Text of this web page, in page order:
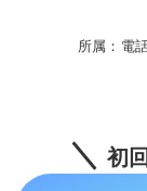
所属：電
初